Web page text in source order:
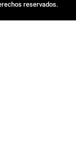
reservados.